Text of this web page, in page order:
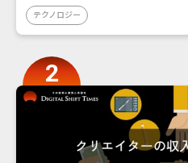
テクノロジー